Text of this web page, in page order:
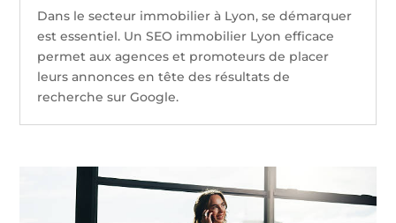
Dans le secteur immobilier à Lyon, se démarquer
est essentiel. Un SEO immobilier Lyon efficace
permet aux agences et promoteurs de placer
leurs annonces en tête des résultats de
recherche sur Google.